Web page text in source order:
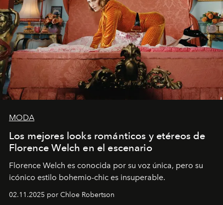
MODA
Los mejores looks románticos y etéreos de
Florence Welch en el escenario
Florence Welch es conocida por su voz única, pero su
icónico estilo bohemio-chic es insuperable.
02.11.2025 por Chloe Robertson